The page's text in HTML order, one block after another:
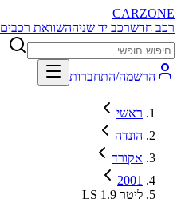
CARZONE
רכב חדשרכב יד שניההשוואת רכבים
הרשמה/התחברות
ראשי
הונדה
אקורד
2001
LS 1.9 ליטר